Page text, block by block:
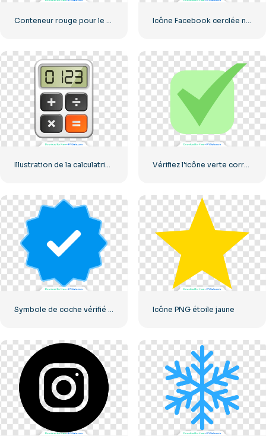
Conteneur rouge pour le transport de marchandises par mer Icône Facebook cerclée noire
Illustration de la calculatrice avec les chiffres 0-1-2-3 Vérifiez l'icône verte correcte arrondie
Icône PNG étoile jaune